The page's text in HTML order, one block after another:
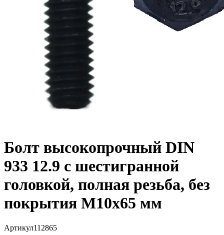
Болт высокопрочный DIN
933 12.9 с шестигранной
головкой, полная резьба, без
покрытия M10x65 мм
Артикул112865